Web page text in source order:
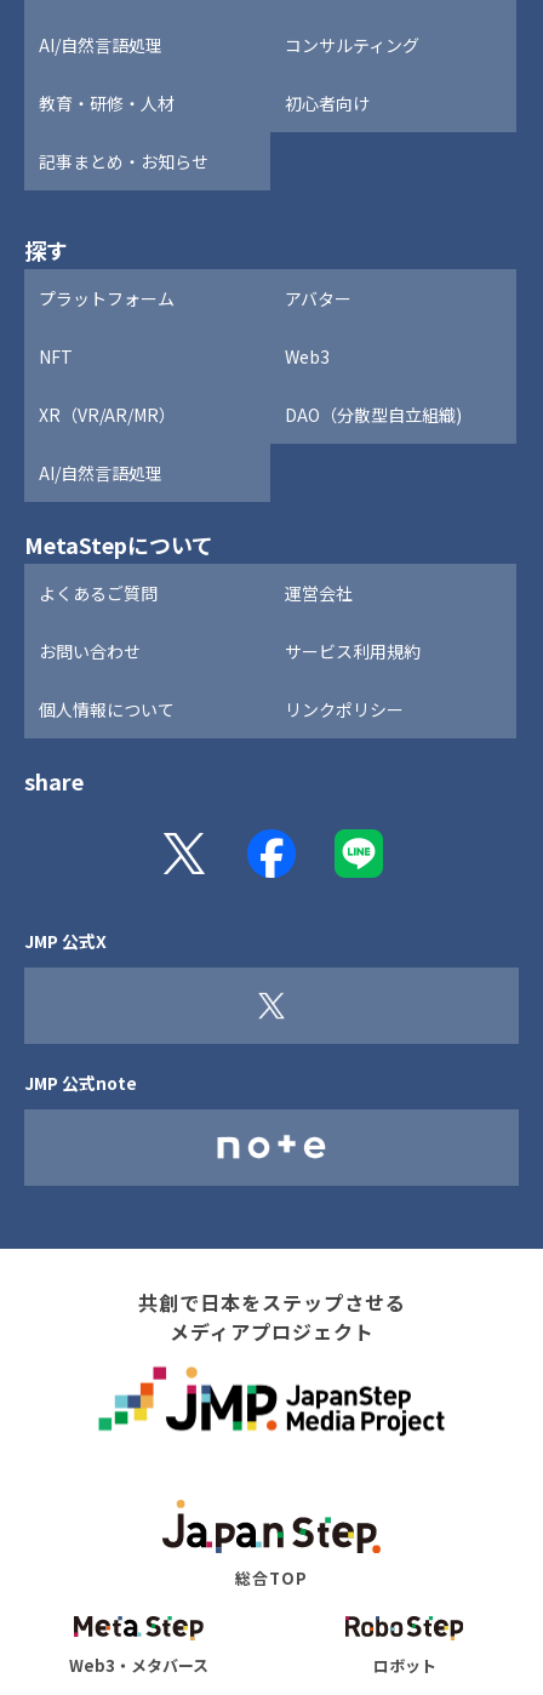
AI/自然言語処理 コンサルティング
教育・研修・人材 初心者向け
記事まとめ・お知らせ
探す
プラットフォーム アバター
NFT Web3
XR（VR/AR/MR） DAO（分散型自立組織)
AI/自然言語処理
MetaStepについて
よくあるご質問 運営会社
お問い合わせ サービス利用規約
個人情報について リンクポリシー
share
JMP 公式X
JMP 公式note
共創で日本をステップさせる
メディアプロジェクト
総合TOP
Web3・メタバース ロボット